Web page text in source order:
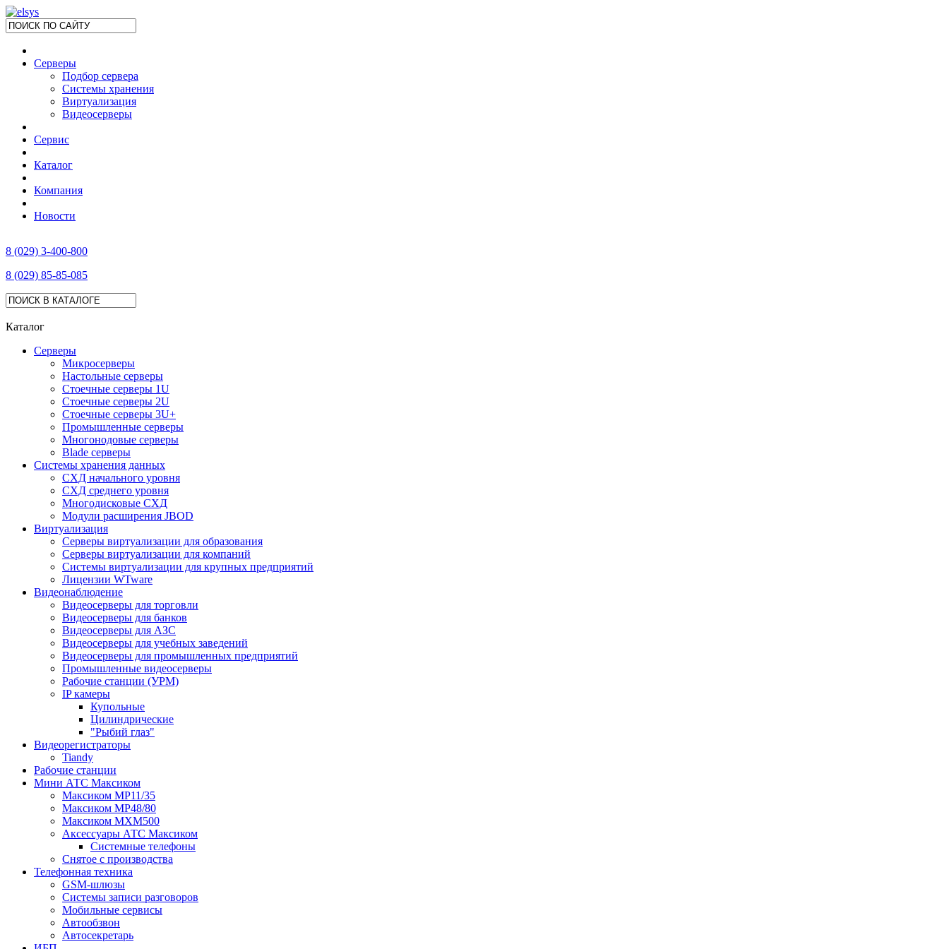
Серверы
Подбор сервера
Системы хранения
Виртуализация
Видеосерверы
Сервис
Каталог
Компания
Новости
8 (029) 3-400-800
8 (029) 85-85-085
Каталог
Серверы
Микросерверы
Настольные серверы
Стоечные серверы 1U
Стоечные серверы 2U
Стоечные серверы 3U+
Промышленные серверы
Многонодовые серверы
Blade серверы
Системы хранения данных
СХД начального уровня
СХД среднего уровня
Многодисковые СХД
Модули расширения JBOD
Виртуализация
Серверы виртуализации для образования
Серверы виртуализации для компаний
Системы виртуализации для крупных предприятий
Лицензии WTware
Видеонаблюдение
Видеосерверы для торговли
Видеосерверы для банков
Видеосерверы для АЗС
Видеосерверы для учебных заведений
Видеосерверы для промышленных предприятий
Промышленные видеосерверы
Рабочие станции (УРМ)
IP камеры
Купольные
Цилиндрические
"Рыбий глаз"
Видеорегистраторы
Tiandy
Рабочие станции
Мини АТС Максиком
Максиком MP11/35
Максиком MP48/80
Максиком MXM500
Аксессуары АТС Максиком
Системные телефоны
Снятое с производства
Телефонная техника
GSM-шлюзы
Системы записи разговоров
Мобильные сервисы
Автообзвон
Автосекретарь